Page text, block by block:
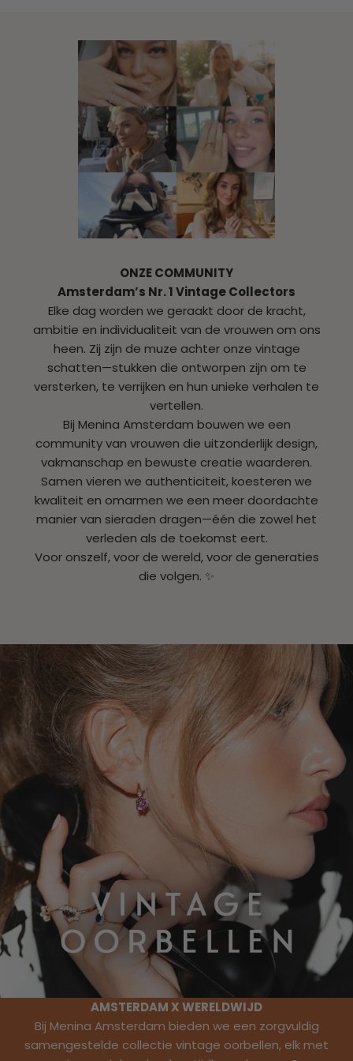
ONZE COMMUNITY
Amsterdam’s Nr. 1 Vintage Collectors
Elke dag worden we geraakt door de kracht,
ambitie en individualiteit van de vrouwen om ons
heen. Zij zijn de muze achter onze vintage
schatten—stukken die ontworpen zijn om te
versterken, te verrijken en hun unieke verhalen te
vertellen.
Bij Menina Amsterdam bouwen we een
community van vrouwen die uitzonderlijk design,
vakmanschap en bewuste creatie waarderen.
Samen vieren we authenticiteit, koesteren we
kwaliteit en omarmen we een meer doordachte
manier van sieraden dragen—één die zowel het
verleden als de toekomst eert.
Voor onszelf, voor de wereld, voor de generaties
die volgen. ✨
AMSTERDAM X WERELDWIJD
Bij Menina Amsterdam bieden we een zorgvuldig
samengestelde collectie vintage oorbellen, elk met